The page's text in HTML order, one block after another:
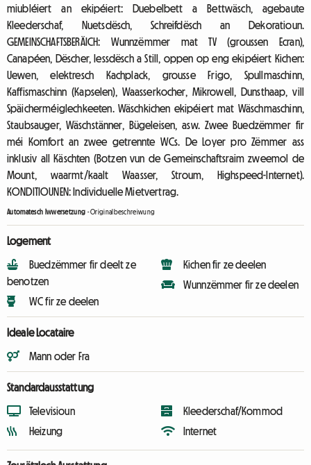
miubléiert an ekipéiert: Duebelbett a Bettwäsch, agebaute
Kleederschaf, Nuetsdësch, Schreifdësch an Dekoratioun.
GEMEINSCHAFTSBERÄICH: Wunnzëmmer mat TV (groussen Ecran),
Canapéen, Dëscher, Iessdësch a Still, oppen op eng ekipéiert Kichen:
Uewen, elektresch Kachplack, grousse Frigo, Spullmaschinn,
Kaffismaschinn (Kapselen), Waasserkocher, Mikrowell, Dunsthaap, vill
Späicherméiglechkeeten. Wäschkichen ekipéiert mat Wäschmaschinn,
Staubsauger, Wäschstänner, Bügeleisen, asw. Zwee Buedzëmmer fir
méi Komfort an zwee getrennte WCs. De Loyer pro Zëmmer ass
inklusiv all Käschten (Botzen vun de Gemeinschaftsraim zweemol de
Mount, waarmt/kaalt Waasser, Stroum, Highspeed-Internet).
KONDITIOUNEN: Individuelle Mietvertrag.
Automatesch Iwwersetzung -Originalbeschreiwung
Logement
Buedzëmmer fir deelt ze
benotzen
WC fir ze deelen
Kichen fir ze deelen
Wunnzëmmer fir ze deelen
Ideale Locataire
Mann oder Fra
Standardausstattung
Televisioun
Heizung
Kleederschaf/Kommod
Internet